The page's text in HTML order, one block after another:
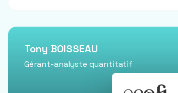
Tony BOISSEAU
Gérant-analyste quantitatif